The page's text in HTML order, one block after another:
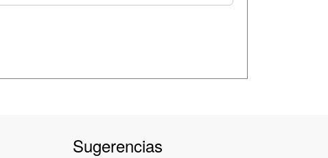
Sugerencias